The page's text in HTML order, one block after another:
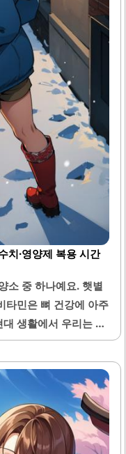
치·영양제 복용 시간
소 중 하나예요. 햇볕
타민은 뼈 건강에 아주
생활에서 우리는 실
비타민 D 부족을 겪는
로감, 면역력 저하, 그
요. 그래서 많은 사람
, 부족 여부를 검사를
해요. 이번 글에서는
복용 시간에 대해 자